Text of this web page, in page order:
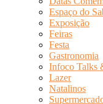
Espaço do
Exposição
Feiras
Festa
Gastronomia
Infoco Talks
Lazer
Natalinos